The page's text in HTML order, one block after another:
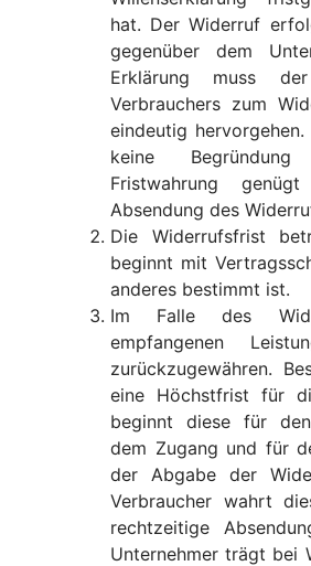
hat. Der Widerruf
gegenüber dem
Erklärung muss
Verbrauchers zum
eindeutig
keine
Fristwahrung
Absendung des
Die Widerrufsfrist
beginnt mit
anderes bestimmt ist.
Im Falle des
empfangenen
zurückzugewähren.
eine Höchstfrist für
beginnt diese für
dem Zugang und für
der Abgabe der
Verbraucher wahrt
rechtzeitige
Unternehmer trägt bei